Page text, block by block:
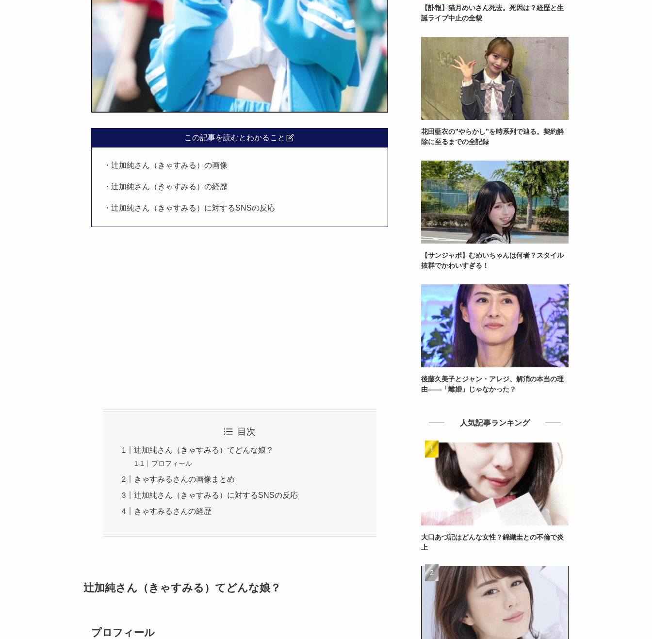
この記事を読むとわかること
・辻加純さん（きゃすみる）の画像
・辻加純さん（きゃすみる）の経歴
・辻加純さん（きゃすみる）に対するSNSの反応
目次
辻加純さん（きゃすみる）てどんな娘？
プロフィール
きゃすみるさんの画像まとめ
辻加純さん（きゃすみる）に対するSNSの反応
きゃすみるさんの経歴
辻加純さん（きゃすみる）てどんな娘？
プロフィール
【訃報】猫月めいさん死去。死因は？経歴と生
誕ライブ中止の全貌
花田藍衣の”やらかし”を時系列で辿る。契約解
除に至るまでの全記録
【サンジャポ】むめいちゃんは何者？スタイル
抜群でかわいすぎる！
後藤久美子とジャン・アレジ、解消の本当の理
由——「離婚」じゃなかった？
人気記事ランキング
大口あづ記はどんな女性？錦織圭との不倫で炎
上